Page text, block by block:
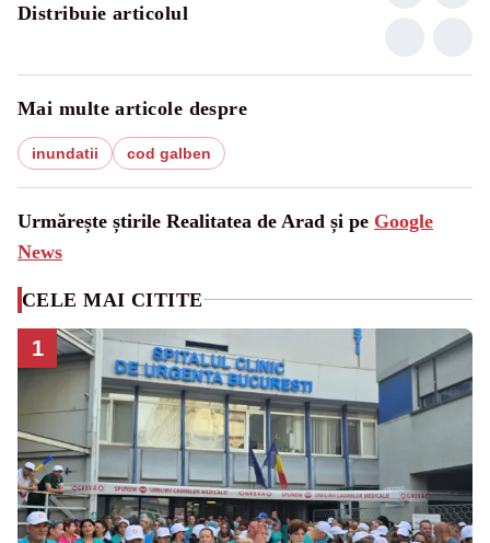
Distribuie articolul
Mai multe articole despre
inundatii cod galben
Urmărește știrile Realitatea de Arad și pe Google
News
CELE MAI CITITE
1